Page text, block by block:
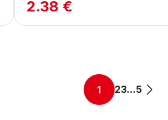
2.38 €
1 23...5